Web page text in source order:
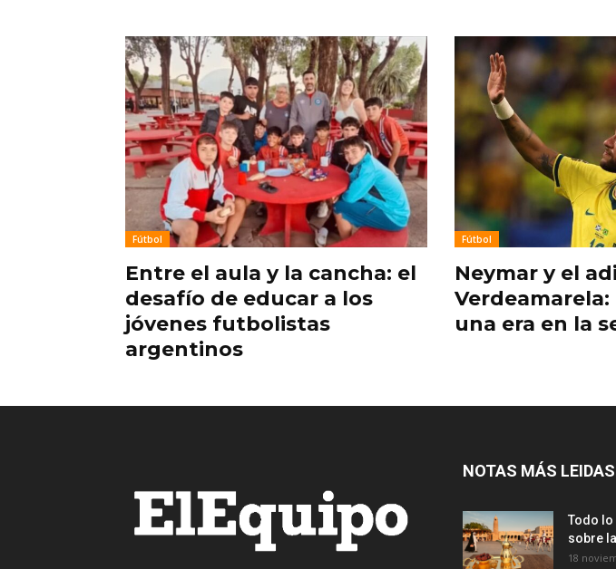
Fútbol
Entre el aula y la cancha: el
desafío de educar a los
jóvenes futbolistas
argentinos
Fútbol
Neymar y el
una era en la
NOTAS MÁS LEIDAS
Todo lo
sobre
18